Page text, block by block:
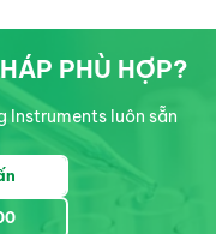
PHÙ HỢP?
Instruments luôn sẵn